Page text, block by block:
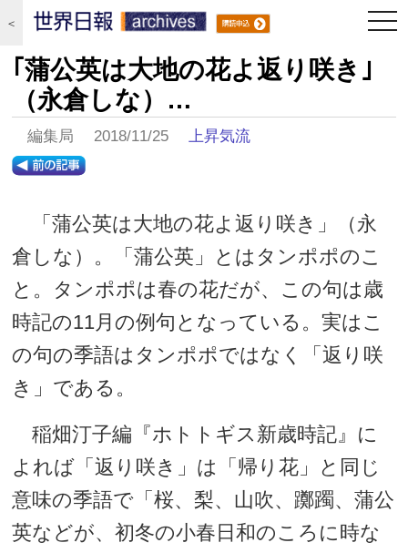
＜
｢蒲公英は大地の花よ返り咲き｣
（永倉しな）…
編集局 2018/11/25上昇気流
「蒲公英は大地の花よ返り咲き」（永
倉しな）。「蒲公英」とはタンポポのこ
と。タンポポは春の花だが、この句は歳
時記の11月の例句となっている。実はこ
の句の季語はタンポポではなく「返り咲
き」である。
稲畑汀子編『ホトトギス新歳時記』に
よれば「返り咲き」は「帰り花」と同じ
意味の季語で「桜、梨、山吹、躑躅、蒲公
英などが、初冬の小春日和のころに時な